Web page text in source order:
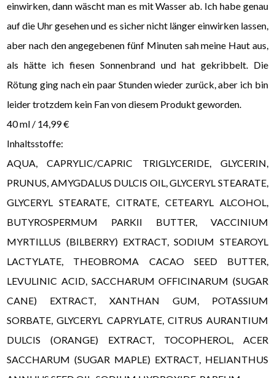
einwirken, dann wäscht man es mit Wasser ab. Ich habe genau
auf die Uhr gesehen und es sicher nicht länger einwirken lassen,
aber nach den angegebenen fünf Minuten sah meine Haut aus,
als hätte ich fiesen Sonnenbrand und hat gekribbelt. Die
Rötung ging nach ein paar Stunden wieder zurück, aber ich bin
leider trotzdem kein Fan von diesem Produkt geworden.
40 ml / 14,99 €
Inhaltsstoffe:
AQUA, CAPRYLIC/CAPRIC TRIGLYCERIDE, GLYCERIN,
PRUNUS, AMYGDALUS DULCIS OIL, GLYCERYL STEARATE,
GLYCERYL STEARATE, CITRATE, CETEARYL ALCOHOL,
BUTYROSPERMUM PARKII BUTTER, VACCINIUM
MYRTILLUS (BILBERRY) EXTRACT, SODIUM STEAROYL
LACTYLATE, THEOBROMA CACAO SEED BUTTER,
LEVULINIC ACID, SACCHARUM OFFICINARUM (SUGAR
CANE) EXTRACT, XANTHAN GUM, POTASSIUM
SORBATE, GLYCERYL CAPRYLATE, CITRUS AURANTIUM
DULCIS (ORANGE) EXTRACT, TOCOPHEROL, ACER
SACCHARUM (SUGAR MAPLE) EXTRACT, HELIANTHUS